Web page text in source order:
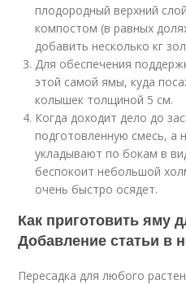
плодородный верхний
компостом (в равных
добавить несколько кг
Для обеспечения
этой самой ямы, куда
колышек толщиной 5 см.
Когда доходит дело до
подготовленную смесь, а
укладывают по бокам в
беспокоит небольшой
очень быстро осядет.
Как приготовить яму
Добавление статьи в
Пересадка для любого